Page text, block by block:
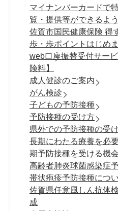
マイナンバーカードで
覧・提供等ができるよ
佐賀市国民健康保険 得
歩・歩ポイントはじめ
web口座振替受付サー
険料】
成人健診のご案内
がん検診
子どもの予防接種
予防接種の受け方
県外での予防接種の受
長期にわたる療養を必
期予防接種を受ける機
高齢者肺炎球菌感染症
帯状疱疹予防接種につ
佐賀県任意風しん抗体
成